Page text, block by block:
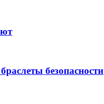
безопасности